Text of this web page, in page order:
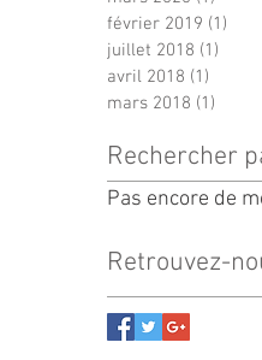
février 2019 (1)
juillet 2018 (1)
avril 2018 (1)
mars 2018 (1)
Rechercher
Pas encore de
Retrouvez-